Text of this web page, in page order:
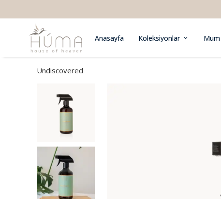
Anasayfa Koleksiyonlar Mum
Undiscovered